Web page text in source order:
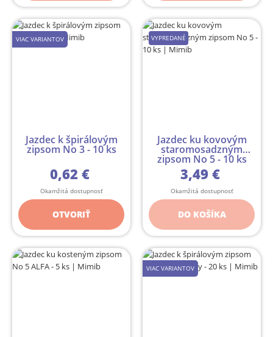
VIAC VARIANTOV
Jazdec k špirálovým
zipsom No 3 - 10 ks
0,62 €
Okamžitá dostupnosť
OTVORIŤ
VYPREDANÉ
Jazdec ku kovovým
staromosadzným
zipsom No 5 - 10 ks
3,49 €
Okamžitá dostupnosť
DO KOŠÍKA
VIAC VARIANTOV